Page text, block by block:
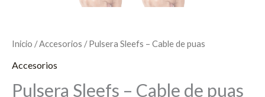
Inicio /Accesorios / Pulsera Sleefs – Cable de puas
Accesorios
Pulsera Sleefs – Cable de puas